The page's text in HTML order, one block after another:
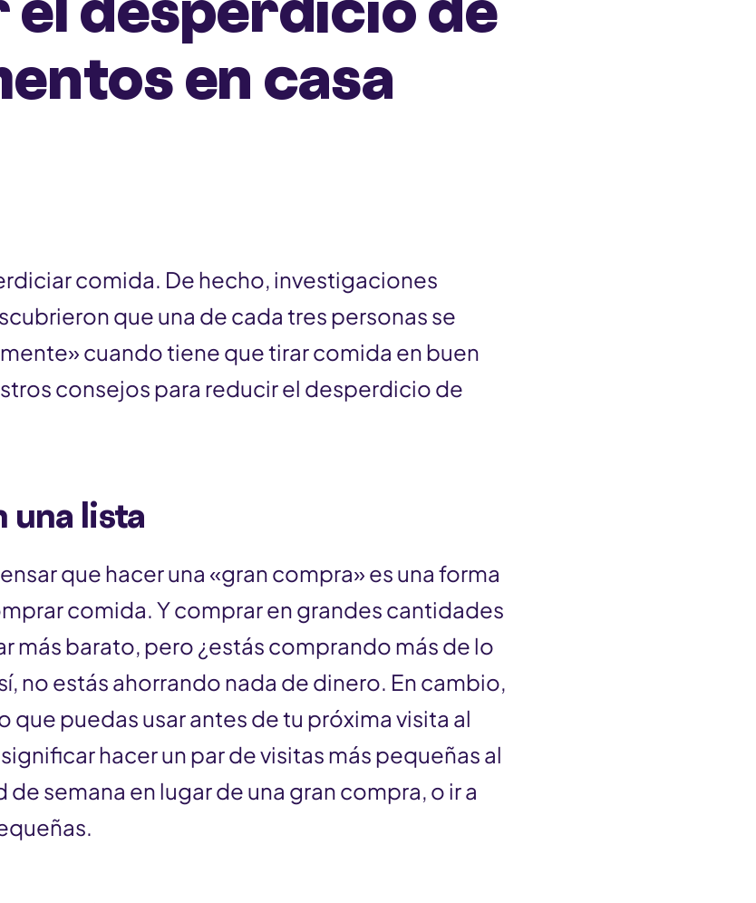
en casa
comida. De hecho, investigaciones
que una de cada tres personas se
cuando tiene que tirar comida en buen
consejos para reducir el desperdicio de
una lista
que hacer una «gran compra» es una forma
comida. Y comprar en grandes cantidades
más barato, pero ¿estás comprando más de lo
no estás ahorrando nada de dinero. En cambio,
que puedas usar antes de tu próxima visita al
hacer un par de visitas más pequeñas al
semana en lugar de una gran compra, o ir a